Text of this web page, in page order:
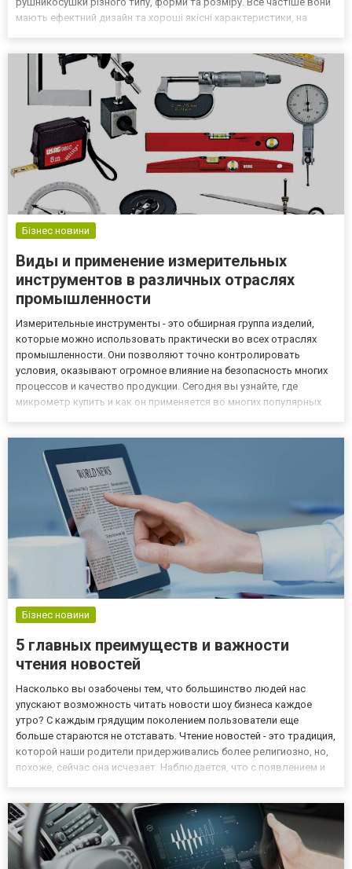
мають ефектний дизайн та хороші якісні характеристики, на
Бізнес новини
Виды и применение измерительных
инструментов в различных отраслях
промышленности
Измерительные инструменты - это обширная группа изделий,
которые можно использовать практически во всех отраслях
промышленности. Они позволяют точно контролировать
условия, оказывают огромное влияние на безопасность многих
процессов и качество продукции. Сегодня вы узнайте, где
микрометр купить и как он применяется во многих популярных
важную...
Бізнес новини
5 главных преимуществ и важности
чтения новостей
Насколько вы озабочены тем, что большинство людей нас
упускают возможность читать новости шоу бизнеса каждое
утро? С каждым грядущим поколением пользователи еще
больше стараются не отставать. Чтение новостей - это традиция,
которой наши родители придерживались более религиозно, но,
похоже, сейчас она исчезает. Наблюдается, что с появлением и
привлечь вн...